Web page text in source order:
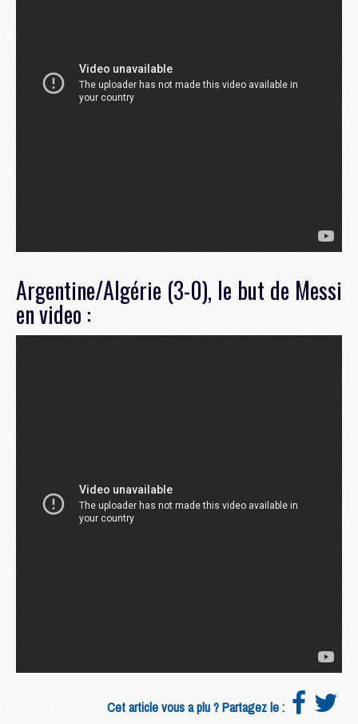
Argentine/Algérie (3-0), le but de Messi
en video :
Cet article vous a plu ? Partagez le :